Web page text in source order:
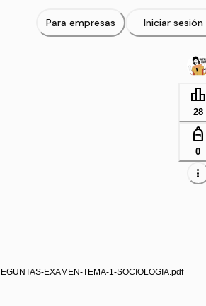
leaderboard
28
personal_bag
0
more_vert
EXAMEN-TEMA-1-SOCIOLOGIA.pdf
Para empresas Iniciar sesión